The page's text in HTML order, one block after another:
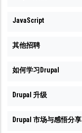
JavaScript
其他招聘
如何学习Drupal
Drupal 升级
Drupal 市场与感悟分享